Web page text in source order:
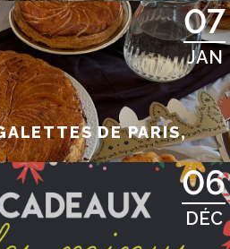
07
JAN
DE PARIS,
06
DÉC